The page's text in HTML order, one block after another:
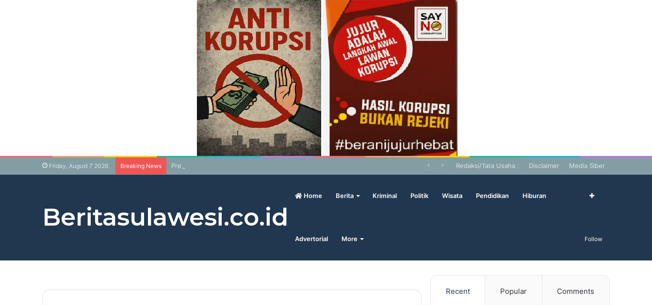
Friday, August 7 2026 Breaking News Presiden Prabowo Geram Sama Pengamat, Menilai Harga Beras Terlalu Mahal Redaksi/Tata Usaha : Disclaimer Media Siber
Beritasulawesi.co.id
Home Berita Kriminal Politik Wisata Pendidikan Hiburan
Advertorial More Follow
Recent Popular Comments